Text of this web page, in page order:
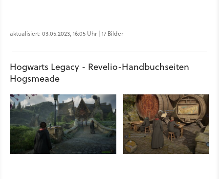
aktualisiert: 03.05.2023, 16:05 Uhr | 17 Bilder
Hogwarts Legacy - Revelio-Handbuchseiten
Hogsmeade